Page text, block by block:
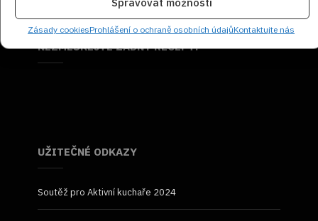
Zásady cookiesProhlášení o ochraně osobních údajůKontaktujte nás
NEZMEŠKEJTE ŽÁDNÝ RECEPT!
UŽITEČNÉ ODKAZY
Soutěž pro Aktivní kuchaře 2024